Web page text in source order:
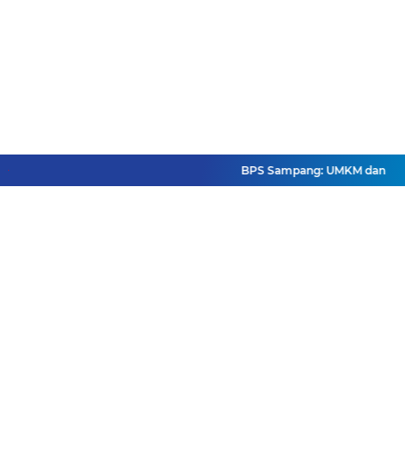
BPS Sampang: UMKM dan